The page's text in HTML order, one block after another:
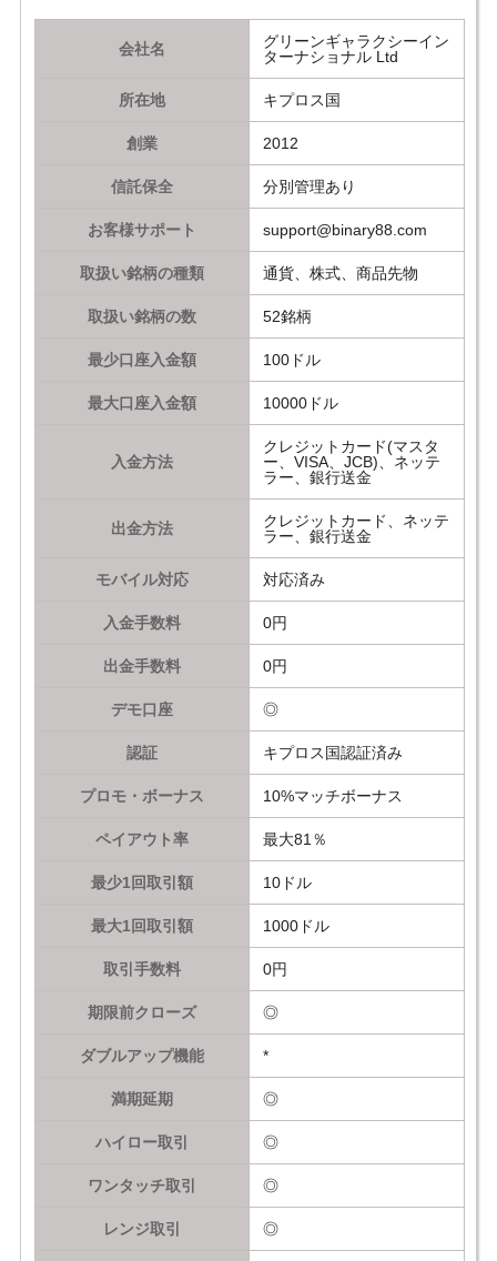
会社名
グリーンギャラクシーイン
ターナショナル Ltd
所在地 キプロス国
創業 2012
信託保全 分別管理あり
お客様サポート support@binary88.com
取扱い銘柄の種類 通貨、株式、商品先物
取扱い銘柄の数 52銘柄
最少口座入金額 100ドル
最大口座入金額 10000ドル
入金方法
クレジットカード(マスタ
ー、VISA、JCB)、ネッテ
ラー、銀行送金
出金方法
クレジットカード、ネッテ
ラー、銀行送金
モバイル対応 対応済み
入金手数料 0円
出金手数料 0円
デモ口座 ◎
認証 キプロス国認証済み
プロモ・ボーナス 10%マッチボーナス
ペイアウト率 最大81％
最少1回取引額 10ドル
最大1回取引額 1000ドル
取引手数料 0円
期限前クローズ ◎
ダブルアップ機能 *
満期延期 ◎
ハイロー取引 ◎
ワンタッチ取引 ◎
レンジ取引 ◎